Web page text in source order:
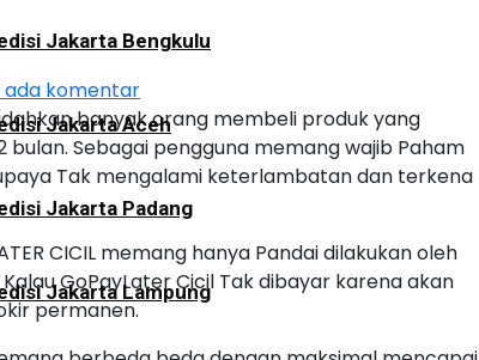
Jakarta Bengkulu
Jakarta Aceh
Jakarta Padang
Jakarta Lampung
ada komentar
banyak orang membeli produk yang
bulan. Sebagai pengguna memang wajib Paham
Tak mengalami keterlambatan dan terkena
CICIL memang hanya Pandai dilakukan oleh
GoPayLater Cicil Tak dibayar karena akan
permanen.